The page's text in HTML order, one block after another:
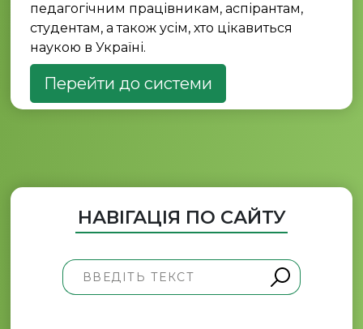
педагогічним працівникам, аспірантам,
студентам, а також усім, хто цікавиться
наукою в Україні.
Перейти до системи
НАВІГАЦІЯ ПО САЙТУ